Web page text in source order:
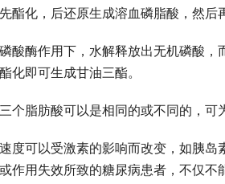
酯化，后还原生成溶血磷脂酸，然后
酸酶作用下，水解释放出无机磷酸，
化即可生成甘油三酯。
个脂肪酸可以是相同的或不同的，可
度可以受激素的影响而改变，如胰岛
作用失效所致的糖尿病患者，不仅